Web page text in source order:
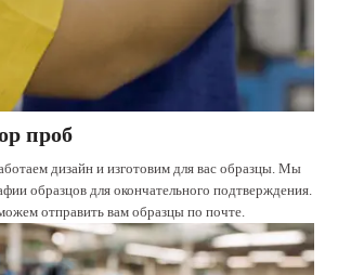
проб
дизайн и изготовим для вас образцы. Мы
образцов для окончательного подтверждения.
отправить вам образцы по почте.